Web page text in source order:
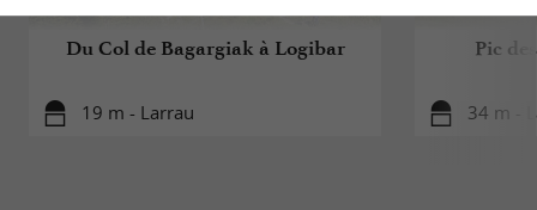
Du Col de Bagargiak à Logibar
19 m - Larrau
Pic
34 m -